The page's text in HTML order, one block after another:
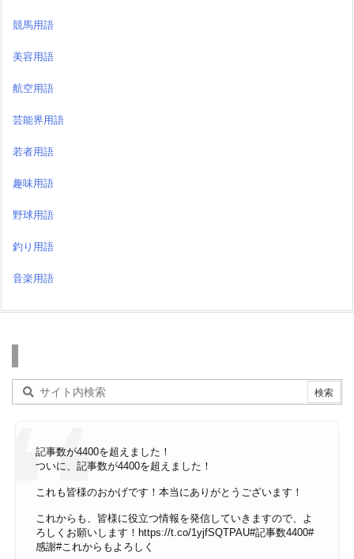
競馬用語
美容用語
航空用語
芸能界用語
若者用語
趣味用語
野球用語
釣り用語
音楽用語
記事数が4400を超えました！
ついに、記事数が4400を超えました！
これも皆様のおかげです！本当にありがとうございます！
これからも、皆様に役立つ情報を発信していきますので、よ
ろしくお願いします！ https://t.co/1yjfSQTPAU#記事数4400#
感謝#これからもよろしく